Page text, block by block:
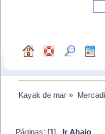
Kayak de mar »
Páginas: [1]Ir Abajo